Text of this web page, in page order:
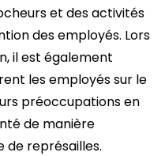
et des activités
des employés. Lors
il est également
les employés sur le
préoccupations en
de manière
de représailles.